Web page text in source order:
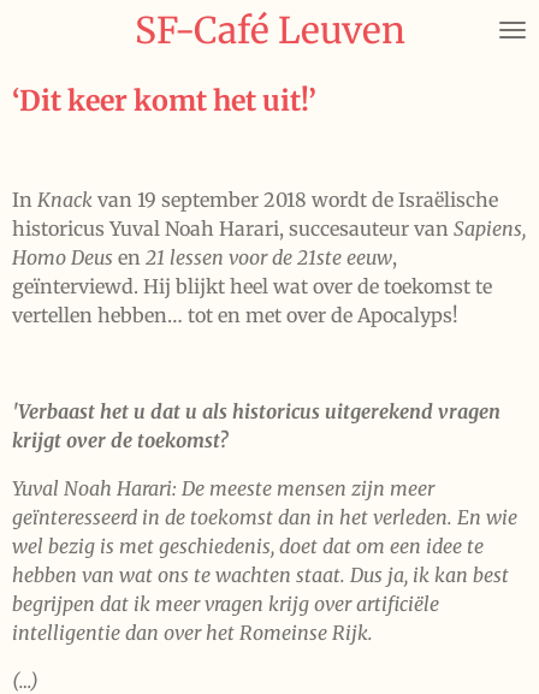
de
SF-Café Leuven
‘Dit keer komt het uit!’
In Knack van 19 september 2018 wordt de Israëlische
historicus Yuval Noah Harari, succesauteur van Sapiens,
Homo Deus en 21 lessen voor de 21ste eeuw,
geïnterviewd. Hij blijkt heel wat over de toekomst te
vertellen hebben… tot en met over de Apocalyps!
'Verbaast het u dat u als historicus uitgerekend vragen
krijgt over de toekomst?
Yuval Noah Harari: De meeste mensen zijn meer
geïnteresseerd in de toekomst dan in het verleden. En wie
wel bezig is met geschiedenis, doet dat om een idee te
hebben van wat ons te wachten staat. Dus ja, ik kan best
begrijpen dat ik meer vragen krijg over artificiële
intelligentie dan over het Romeinse Rijk.
(…)